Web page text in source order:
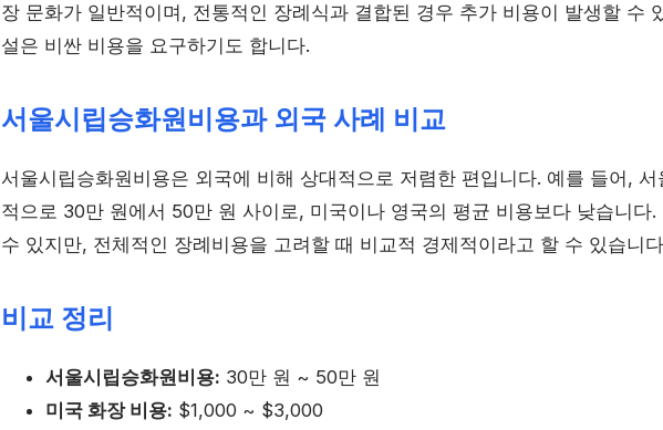
장 문화가 일반적이며, 전통적인 장례식과 결합된 경우 추가 비용이 발생할 수
설은 비싼 비용을 요구하기도 합니다.
서울시립승화원비용과 외국 사례 비교
서울시립승화원비용은 외국에 비해 상대적으로 저렴한 편입니다. 예를 들어,
적으로 30만 원에서 50만 원 사이로, 미국이나 영국의 평균 비용보다 낮습니다
수 있지만, 전체적인 장례비용을 고려할 때 비교적 경제적이라고 할 수 있습니
비교 정리
서울시립승화원비용: 30만 원 ~ 50만 원
미국 화장 비용: $1,000 ~ $3,000